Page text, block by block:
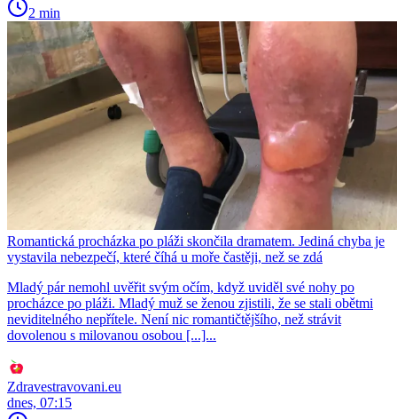
2 min
Romantická procházka po pláži skončila dramatem. Jediná chyba je
vystavila nebezpečí, které číhá u moře častěji, než se zdá
Mladý pár nemohl uvěřit svým očím, když uviděl své nohy po
procházce po pláži. Mladý muž se ženou zjistili, že se stali obětmi
neviditelného nepřítele. Není nic romantičtějšího, než strávit
dovolenou s milovanou osobou [...]...
Zdravestravovani.eu
dnes, 07:15